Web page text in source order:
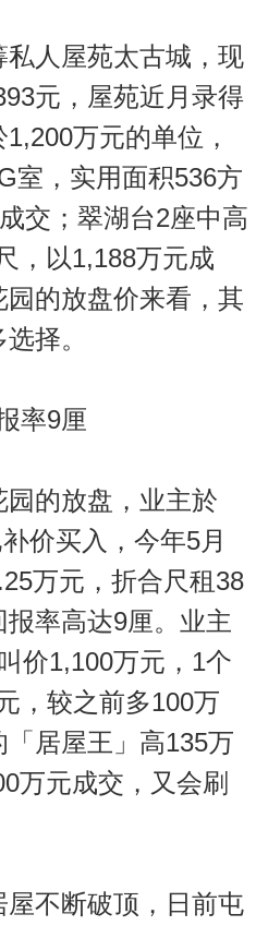
人屋苑太古城，现
元，屋苑近月录得
万元的单位，
室，实用面积536方
交；翠湖台2座中高
，以1,188万元成
的放盘价来看，其
择。
率9厘
的放盘，业主於
价买入，今年5月
万元，折合尺租38
率高达9厘。业主
价1,100万元，1个
，较之前多100万
居屋王」高135万
万元成交，又会刷
不断破顶，日前屯